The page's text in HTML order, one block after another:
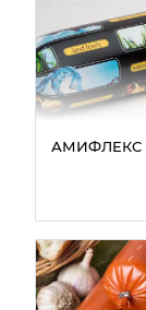
АМИФЛЕКС